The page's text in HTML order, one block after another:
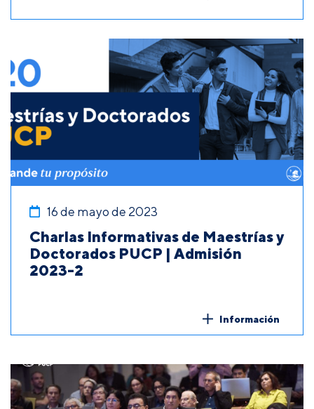
16 de mayo de 2023
Charlas Informativas de Maestrías y
Doctorados PUCP | Admisión
2023-2
Información